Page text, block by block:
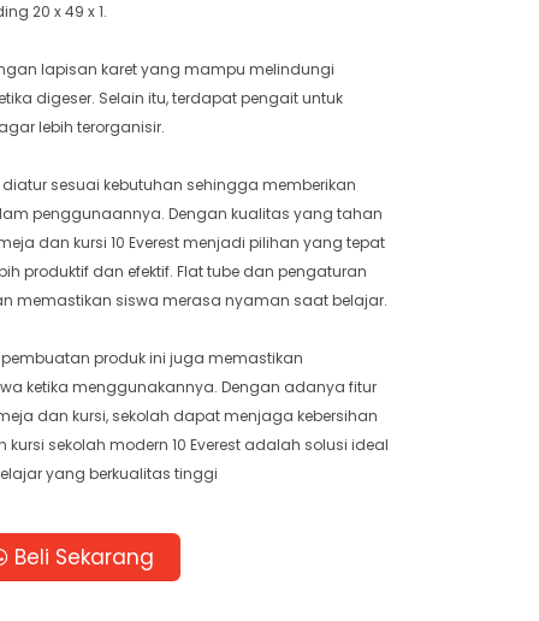
20 x 49 x 1.
lapisan karet yang mampu melindungi
digeser. Selain itu, terdapat pengait untuk
lebih terorganisir.
sesuai kebutuhan sehingga memberikan
penggunaannya. Dengan kualitas yang tahan
dan kursi 10 Everest menjadi pilihan yang tepat
produktif dan efektif. Flat tube dan pengaturan
memastikan siswa merasa nyaman saat belajar.
produk ini juga memastikan
ketika menggunakannya. Dengan adanya fitur
dan kursi, sekolah dapat menjaga kebersihan
sekolah modern 10 Everest adalah solusi ideal
yang berkualitas tinggi
Beli Sekarang